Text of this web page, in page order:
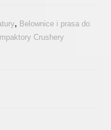
, Belownice i prasa do
Crushery